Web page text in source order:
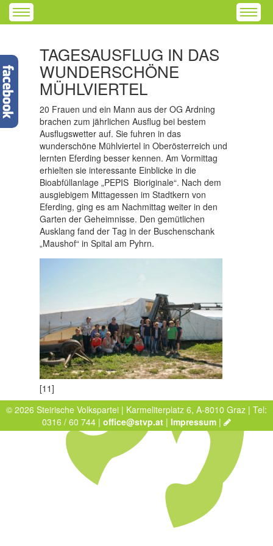
TAGESAUSFLUG IN DAS
WUNDERSCHÖNE
MÜHLVIERTEL
20 Frauen und ein Mann aus der OG Ardning
brachen zum jährlichen Ausflug bei bestem
Ausflugswetter auf. Sie fuhren in das
wunderschöne Mühlviertel in Oberösterreich und
lernten Eferding besser kennen. Am Vormittag
erhielten sie interessante Einblicke in die
Bioabfüllanlage „PEPIS Bioriginale“. Nach dem
ausgiebigem Mittagessen im Stadtkern von
Eferding, ging es am Nachmittag weiter in den
Garten der Geheimnisse. Den gemütlichen
Ausklang fand der Tag in der Buschenschank
„Maushof“ in Spital am Pyhrn.
[11]
© 2026 Steirische Volkspartei | Karmeliterplatz 6, A-8010 Graz | Tel:
0316 / 60 744 | office@stvp.at | Impressum |